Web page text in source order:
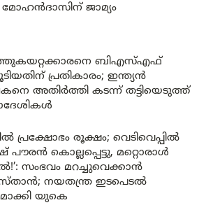
മോഹൻദാസിന് ജാമ്യം
ബിഎസ്എഫ്
പ്രതികാരം; ഇന്ത്യൻ
അതിർത്തി കടന്ന് തട്ടിയെടുത്ത്
പ്രക്ഷോഭം രൂക്ഷം; വെടിവെപ്പിൽ
പൗരൻ കൊല്ലപ്പെട്ടു, മറ്റൊരാൾ
സംഭവം മറച്ചുവെക്കാൻ
നയതന്ത്ര ഇടപെടൽ
യുകെ